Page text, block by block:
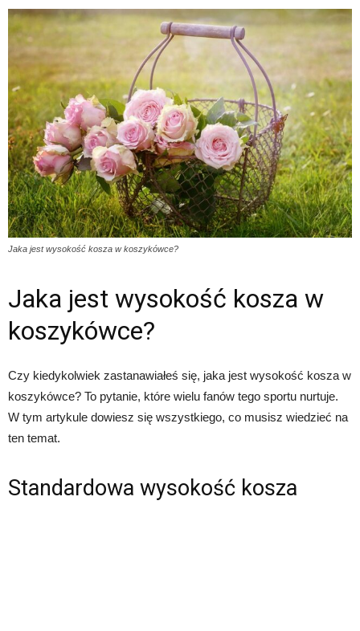
Jaka jest wysokość kosza w koszykówce?
Jaka jest wysokość kosza w
koszykówce?
Czy kiedykolwiek zastanawiałeś się, jaka jest wysokość kosza w
koszykówce? To pytanie, które wielu fanów tego sportu nurtuje.
W tym artykule dowiesz się wszystkiego, co musisz wiedzieć na
ten temat.
Standardowa wysokość kosza